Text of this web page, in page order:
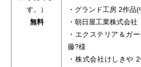
す。）
無料
・グランド工房 2作品
・朝日屋工業株式会
・エクステリア＆ガ
藤?様
・株式会社けしきや